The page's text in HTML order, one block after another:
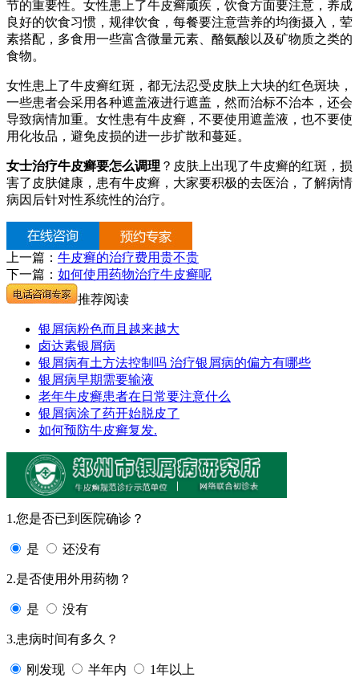
节的重要性。女性患上了牛皮癣顽疾，饮食方面要注意，养成
良好的饮食习惯，规律饮食，每餐要注意营养的均衡摄入，荤
素搭配，多食用一些富含微量元素、酪氨酸以及矿物质之类的
食物。
女性患上了牛皮癣红斑，都无法忍受皮肤上大块的红色斑块，
一些患者会采用各种遮盖液进行遮盖，然而治标不治本，还会
导致病情加重。女性患有牛皮癣，不要使用遮盖液，也不要使
用化妆品，避免皮损的进一步扩散和蔓延。
女士治疗牛皮癣要怎么调理 ？皮肤上出现了牛皮癣的红斑，损
害了皮肤健康，患有牛皮癣，大家要积极的去医治，了解病情
病因后针对性系统性的治疗。
上一篇： 牛皮癣的治疗费用贵不贵
下一篇： 如何使用药物治疗牛皮癣呢
推荐阅读
银屑病粉色而且越来越大
卤达素银屑病
银屑病有土方法控制吗 治疗银屑病的偏方有哪些
银屑病早期需要输液
老年牛皮癣患者在日常要注意什么
银屑病涂了药开始脱皮了
如何预防牛皮癣复发.
1.您是否已到医院确诊？
是 还没有
2.是否使用外用药物？
是 没有
3.患病时间有多久？
刚发现 半年内 1年以上